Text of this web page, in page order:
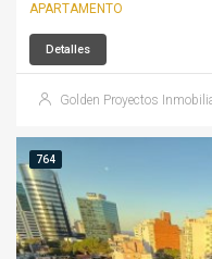
APARTAMENTO
Detalles
Golden Proyectos
764